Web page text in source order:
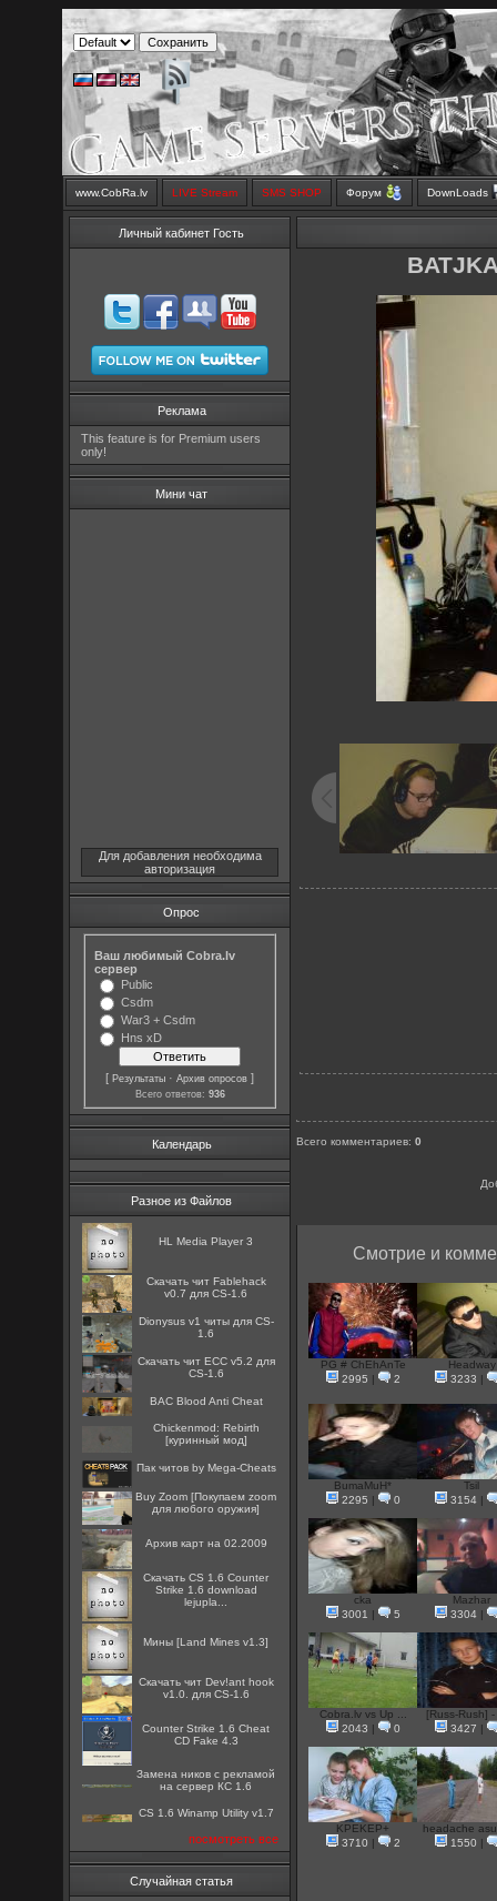
www.CobRa.lv LIVE Stream SMS SHOP Форум DownLoads
Личный кабинет Гость
Реклама
This feature is for Premium users
only!
Мини чат
Для добавления необходима
авторизация
Опрос
Ваш любимый Cobra.lv
сервер
Public
Csdm
War3 + Csdm
Hns xD
[Результаты ·Архив опросов ]
Всего ответов: 936
Календарь
Разное из Файлов
HL Media Player 3
Скачать чит Fablehack
v0.7 для CS-1.6
Dionysus v1 читы для CS-
1.6
Скачать чит ECC v5.2 для
CS-1.6
BAC Blood Anti Cheat
Chickenmod: Rebirth
[куринный мод]
Пак читов by Mega-Cheats
Buy Zoom [Покупаем zoom
для любого оружия]
Архив карт на 02.2009
Скачать CS 1.6 Counter
Strike 1.6 download
lejupla...
Мины [Land Mines v1.3]
Скачать чит Dev!ant hook
v1.0. для CS-1.6
Counter Strike 1.6 Cheat
CD Fake 4.3
Замена ников с рекламой
на сервер КС 1.6
CS 1.6 Winamp Utility v1.7
посмотреть все
Случайная статья
Всего комментариев:0
Смотрие и
PG # ChEhAnTe
2995
2
Headway
3233
BumaMuH*
2295
0
Tsil
3154|
cka
3001
5
Mazhar
3304|
Cobra.lv vs Up ...
2043
0
[Russ-Rush]
3427
KPEKEP+
3710
2
headache
1550